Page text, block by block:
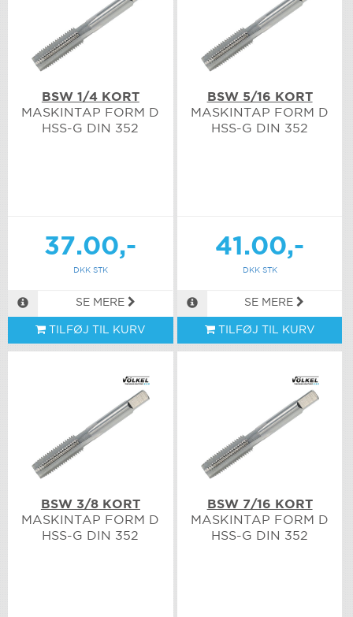
BSW 1/4 KORT
MASKINTAP FORM D
HSS-G DIN 352
37.00,-
DKK STK
SE MERE
TILFØJ TIL KURV
BSW 5/16 KORT
MASKINTAP FORM D
HSS-G DIN 352
41.00,-
DKK STK
SE MERE
TILFØJ TIL KURV
BSW 3/8 KORT
MASKINTAP FORM D
HSS-G DIN 352
BSW 7/16 KORT
MASKINTAP FORM D
HSS-G DIN 352